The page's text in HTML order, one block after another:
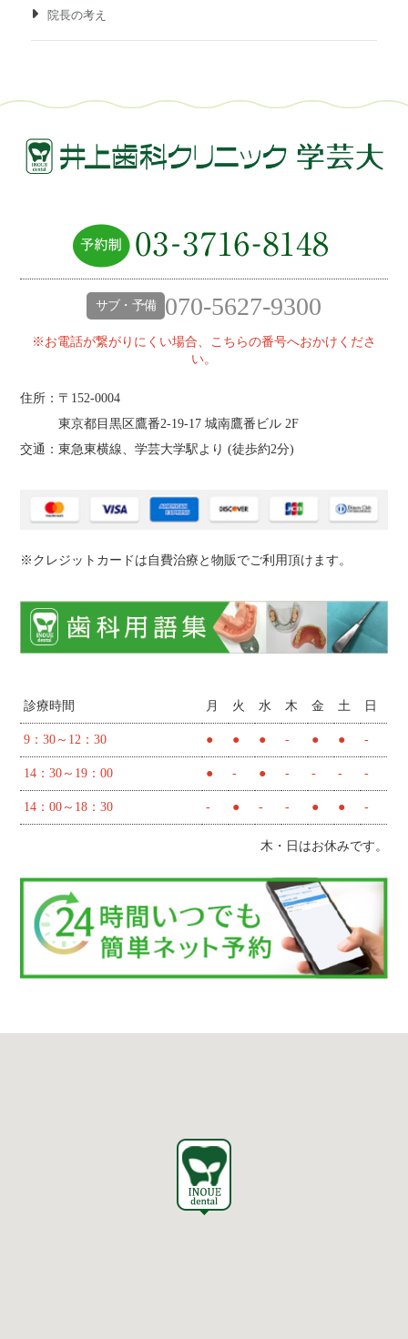
院長の考え
サブ・予備 070-5627-9300
※お電話が繋がりにくい場合、こちらの番号へおかけくださ
い。
住所：〒152-0004
東京都目黒区鷹番2‐19‐17 城南鷹番ビル 2F
交通：東急東横線、学芸大学駅より (徒歩約2分)
※クレジットカードは自費治療と物販でご利用頂けます。
診療時間 月 火 水 木 金 土 日
9：30～12：30 ● ● ● - ● ● -
14：30～19：00 ● - ● - - - -
14：00～18：30 - ● - - ● ● -
木・日はお休みです。